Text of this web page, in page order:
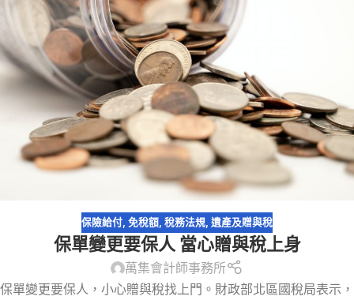
保險給付, 免稅額, 稅務法規, 遺產及贈與稅
保單變更要保人 當心贈與稅上身
萬集會計師事務所
保單變更要保人，小心贈與稅找上門。財政部北區國稅局表示，